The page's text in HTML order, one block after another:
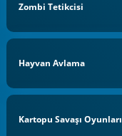
Zombi Tetikcisi
Hayvan Avlama
Kartopu Savaşı Oyunları